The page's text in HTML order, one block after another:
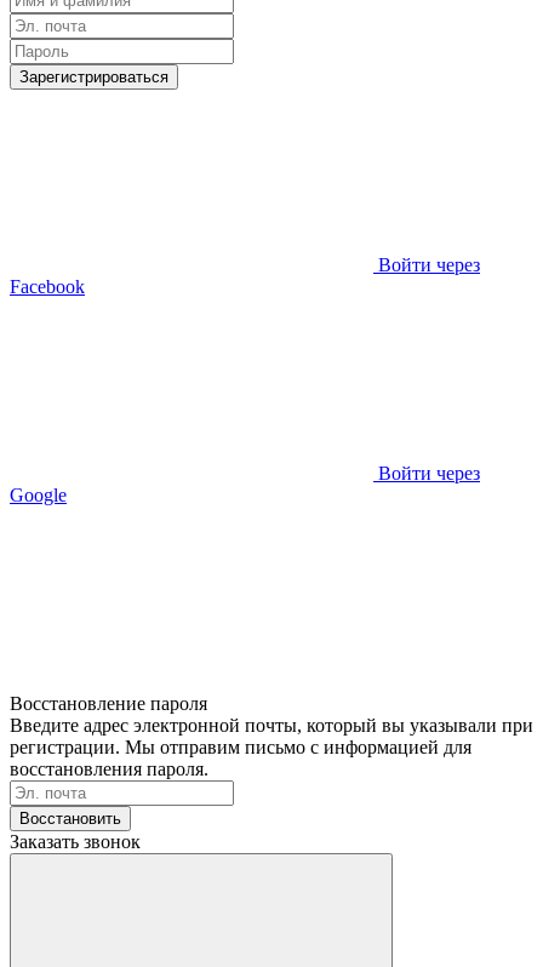
Зарегистрироваться
Войти через
Facebook
Войти через
Google
Восстановление пароля
Введите адрес электронной почты, который вы указывали при
регистрации. Мы отправим письмо с информацией для
восстановления пароля.
Восстановить
Заказать звонок